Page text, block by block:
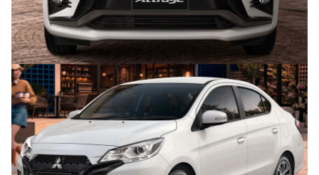
Cơ quan chủ quản: Bộ Xây dựng
Tổng biên tập: Nguyễn Thị Hồng Nga
Trưởng ban Ô tô - Xe máy:Nguyễn Tiến Mạnh
Giấy phép số: 03/GP-BC, cấp ngày 22/4/2025
Chuyên trang của Báo Xây dựng